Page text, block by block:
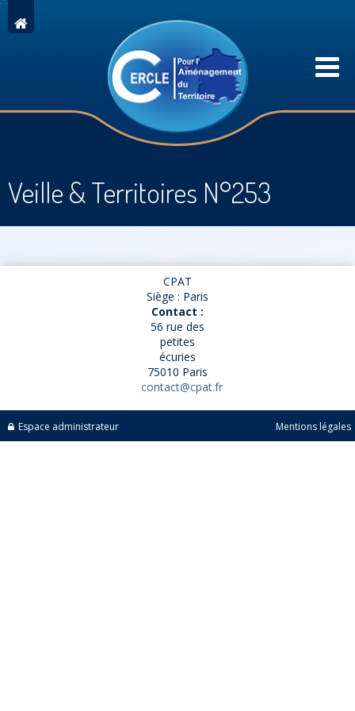
Veille & Territoires N°253
CPAT
Siège : Paris
Contact :
56 rue des
petites
écuries
75010 Paris
contact@cpat.fr
Espace administrateur Mentions légales